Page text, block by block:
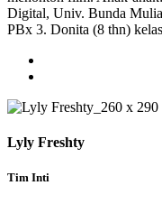
Digital, Univ. Bunda
PBx 3. Donita (8 thn)
Lyly Freshty
Tim Inti